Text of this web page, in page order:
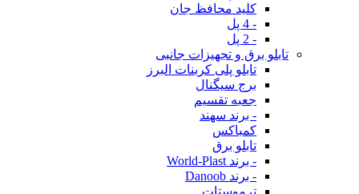
کلید محافظ جان
- 4 پل
- 2 پل
تابلو برق و تجهیزات جانبی
تابلو پلی کربنات البرز
برج سیگنال
جعبه تقسیم
- برند سهند
کمباکس
تابلو برق
- برند World-Plast
- برند Danoob